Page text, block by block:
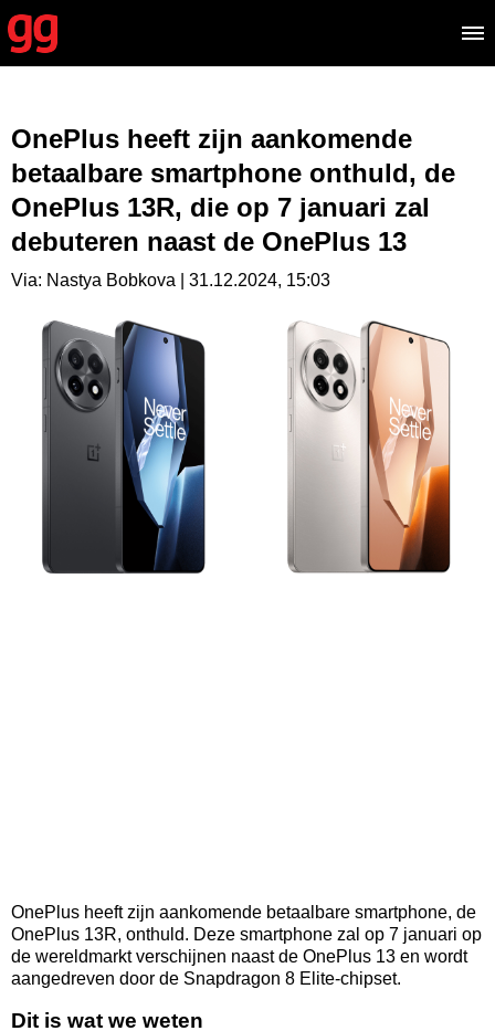
OnePlus heeft zijn aankomende
betaalbare smartphone onthuld, de
OnePlus 13R, die op 7 januari zal
debuteren naast de OnePlus 13
Via: Nastya Bobkova | 31.12.2024, 15:03
OnePlus heeft zijn aankomende betaalbare smartphone, de
OnePlus 13R, onthuld. Deze smartphone zal op 7 januari op
de wereldmarkt verschijnen naast de OnePlus 13 en wordt
aangedreven door de Snapdragon 8 Elite-chipset.
Dit is wat we weten